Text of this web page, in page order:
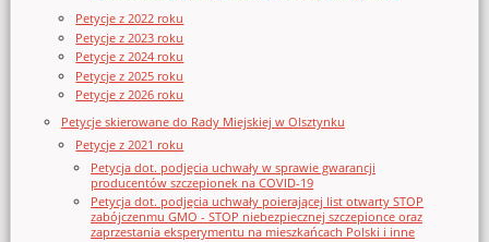
Petycje z 2022 roku
Petycje z 2023 roku
Petycje z 2024 roku
Petycje z 2025 roku
Petycje z 2026 roku
Petycje skierowane do Rady Miejskiej w Olsztynku
Petycje z 2021 roku
Petycja dot. podjęcia uchwały w sprawie gwarancji
producentów szczepionek na COVID-19
Petycja dot. podjęcia uchwały poierającej list otwarty STOP
zabójczenmu GMO - STOP niebezpiecznej szczepionce oraz
zaprzestania eksperymentu na mieszkańcach Polski i inne